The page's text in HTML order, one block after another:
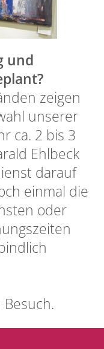
und
zeigen
unserer
ca. 2 bis 3
Ehlbeck
darauf
einmal die
oder